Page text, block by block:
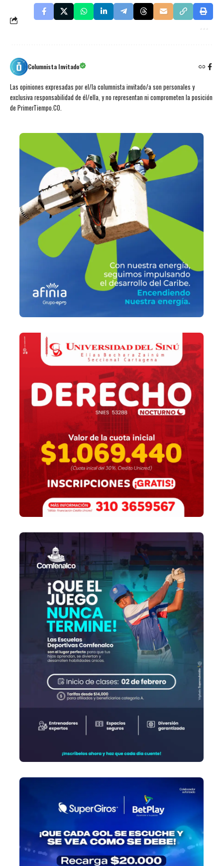
Columnista Invitado
Las opiniones expresadas por el/la columnista invitado/a son personales y
exclusiva responsabilidad de él/ella, y no representan ni comprometen la posición
de PrimerTiempo.CO.